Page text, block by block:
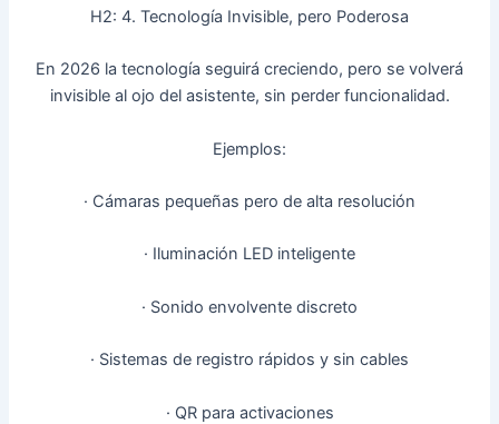
H2: 4. Tecnología Invisible, pero Poderosa
En 2026 la tecnología seguirá creciendo, pero se volverá
invisible al ojo del asistente, sin perder funcionalidad.
Ejemplos:
· Cámaras pequeñas pero de alta resolución
· Iluminación LED inteligente
· Sonido envolvente discreto
· Sistemas de registro rápidos y sin cables
· QR para activaciones